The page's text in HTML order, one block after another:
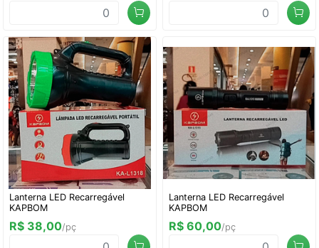
Lanterna LED Recarregável
KAPBOM
R$ 38,00/pç
Lanterna LED Recarregável
KAPBOM
R$ 60,00/pç